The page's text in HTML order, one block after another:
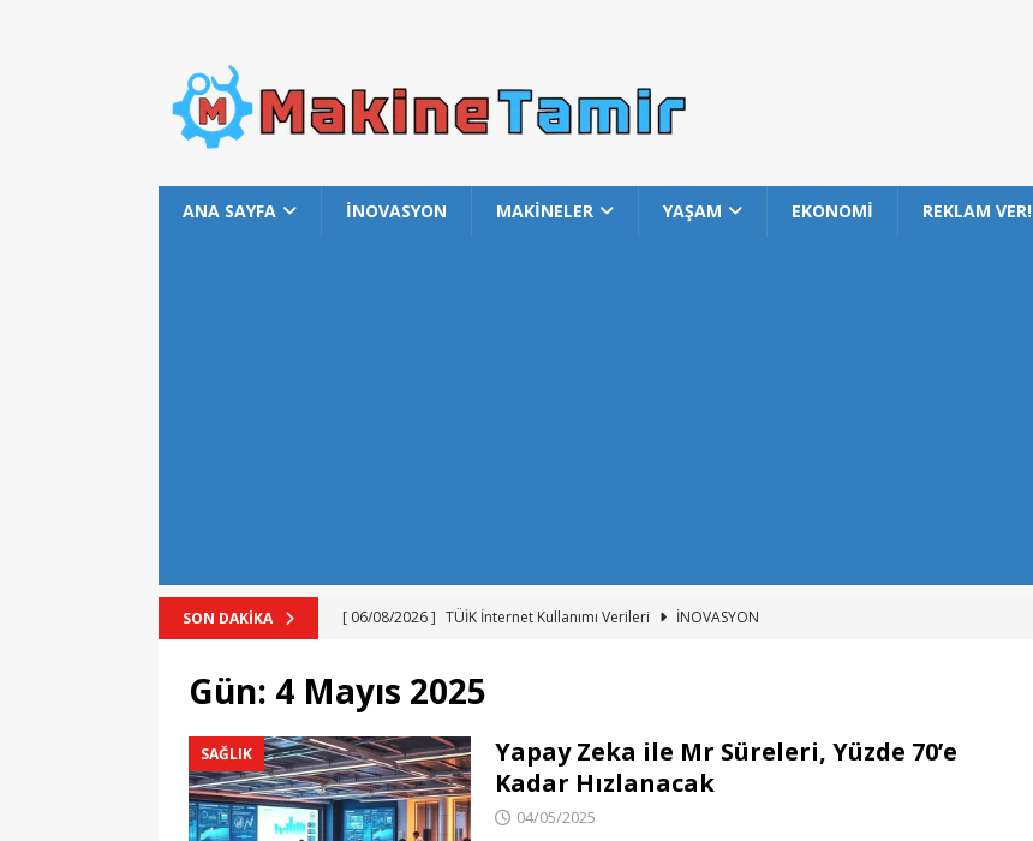
ANA SAYFA İNOVASYON MAKİNELER YAŞAM EKONOMİ REKLAM VER!
SON DAKIKA [ 06/08/2026 ] TÜİK İnternet Kullanımı Verileri
İNOVASYON
[ 06/08/2026 ] Yapay Zeka Kitap Okuma Alışkanlıklarını Değiştiriyor
[ 06/08/2026 ] Bilim insanlardan Glueball Kanıtı
İNOVASYON
[ 06/08/2026 ] Epic Games Ücretsiz Oyunlar İNOVASYON
Gün: 4 Mayıs 2025
SAĞLIK
Yapay Zeka ile Mr Süreleri, Yüzde 70’e
Kadar Hızlanacak
04/05/2025